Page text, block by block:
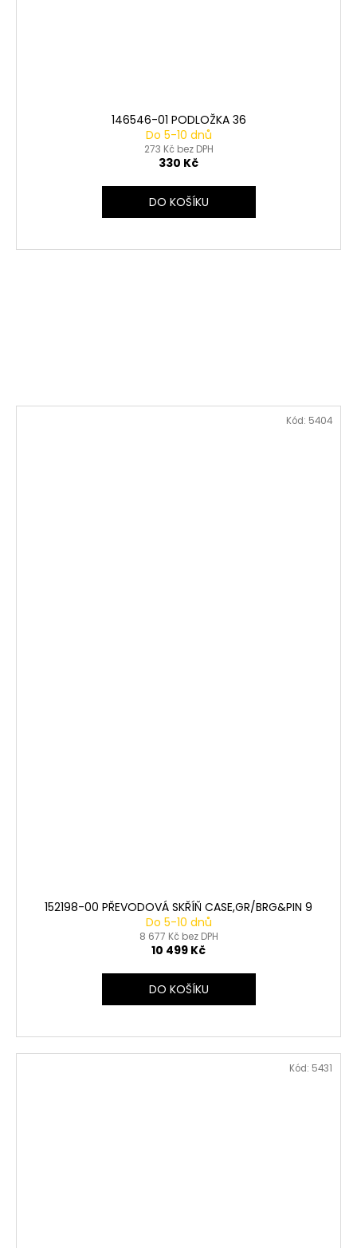
146546-01 PODLOŽKA 36
Do 5-10 dnů
273 Kč bez DPH
330 Kč
DO KOŠÍKU
152198-00 PŘEVODOVÁ SKŘÍŇ CASE,GR/BRG&PIN 9
Do 5-10 dnů
8 677 Kč bez DPH
10 499 Kč
DO KOŠÍKU
Kód: 5404
Kód: 5431